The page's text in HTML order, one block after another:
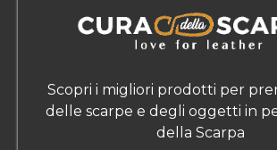
Scopri i migliori prodotti per
delle scarpe e degli oggetti in
della Scarpa